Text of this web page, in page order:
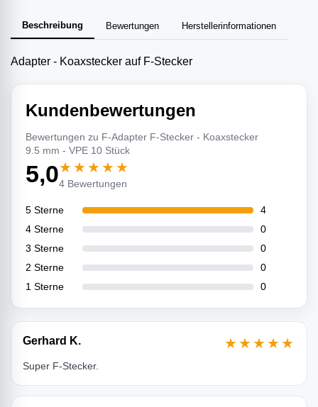
Beschreibung Bewertungen Herstellerinformationen
Adapter - Koaxstecker auf F-Stecker
Kundenbewertungen
Bewertungen zu F-Adapter F-Stecker - Koaxstecker
9.5 mm - VPE 10 Stück
5,0★★★★★
4 Bewertungen
5 Sterne
4
4 Sterne
0
3 Sterne
0
2 Sterne
0
1 Sterne
0
Gerhard K. ★★★★★
Super F-Stecker.